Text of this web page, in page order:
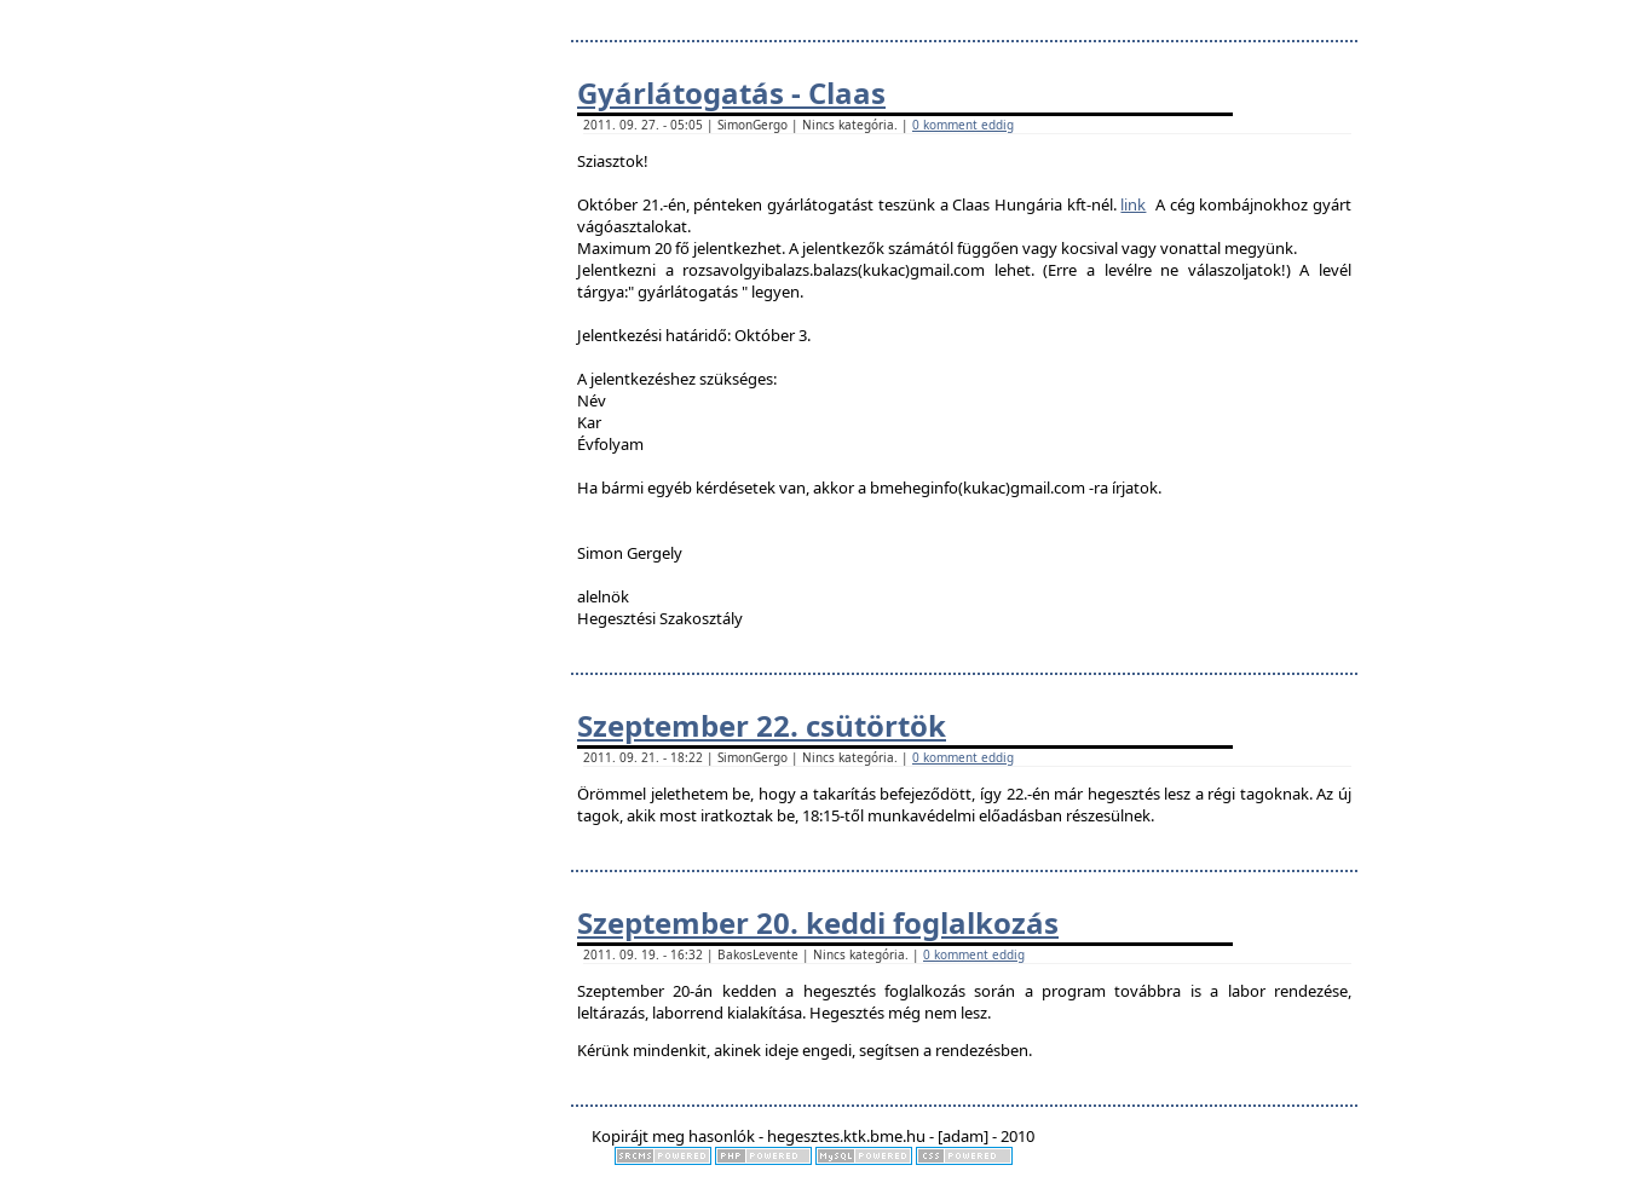
Gyárlátogatás - Claas
2011. 09. 27. - 05:05 | SimonGergo | Nincs kategória. | 0 komment eddig
Sziasztok!
Október 21.-én, pénteken gyárlátogatást teszünk a Claas Hungária kft-nél. link A cég kombájnokhoz gyárt
vágóasztalokat.
Maximum 20 fő jelentkezhet. A jelentkezők számától függően vagy kocsival vagy vonattal megyünk.
Jelentkezni a rozsavolgyibalazs.balazs(kukac)gmail.com lehet. (Erre a levélre ne válaszoljatok!) A levél
tárgya:" gyárlátogatás " legyen.
Jelentkezési határidő: Október 3.
A jelentkezéshez szükséges:
Név
Kar
Évfolyam
Ha bármi egyéb kérdésetek van, akkor a bmeheginfo(kukac)gmail.com -ra írjatok.
Simon Gergely
alelnök
Hegesztési Szakosztály
Szeptember 22. csütörtök
2011. 09. 21. - 18:22 | SimonGergo | Nincs kategória. | 0 komment eddig
Örömmel jelethetem be, hogy a takarítás befejeződött, így 22.-én már hegesztés lesz a régi tagoknak. Az új
tagok, akik most iratkoztak be, 18:15-től munkavédelmi előadásban részesülnek.
Szeptember 20. keddi foglalkozás
2011. 09. 19. - 16:32 | BakosLevente | Nincs kategória. | 0 komment eddig
Szeptember 20-án kedden a hegesztés foglalkozás során a program továbbra is a labor rendezése,
leltárazás, laborrend kialakítása. Hegesztés még nem lesz.
Kérünk mindenkit, akinek ideje engedi, segítsen a rendezésben.
Kopirájt meg hasonlók - hegesztes.ktk.bme.hu - [adam] - 2010